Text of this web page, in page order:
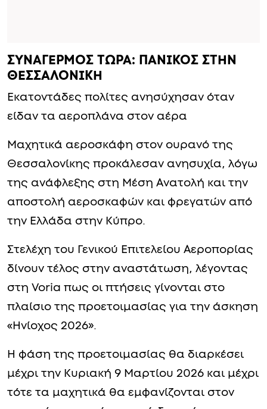
ΣΥΝΑΓΕΡΜΟΣ ΤΩΡΑ: ΠΑΝΙΚΟΣ ΣΤΗΝ
ΘΕΣΣΑΛΟΝΙΚΗ
Εκατοντάδες πολίτες ανησύχησαν όταν
είδαν τα αεροπλάνα στον αέρα
Μαχητικά αεροσκάφη στον ουρανό της
Θεσσαλονίκης προκάλεσαν ανησυχία, λόγω
της ανάφλεξης στη Μέση Ανατολή και την
αποστολή αεροσκαφών και φρεγατών από
την Ελλάδα στην Κύπρο.
Στελέχη του Γενικού Επιτελείου Αεροπορίας
δίνουν τέλος στην αναστάτωση, λέγοντας
στη Voria πως οι πτήσεις γίνονται στο
πλαίσιο της προετοιμασίας για την άσκηση
«Ηνίοχος 2026».
Η φάση της προετοιμασίας θα διαρκέσει
μέχρι την Κυριακή 9 Μαρτίου 2026 και μέχρι
τότε τα μαχητικά θα εμφανίζονται στον